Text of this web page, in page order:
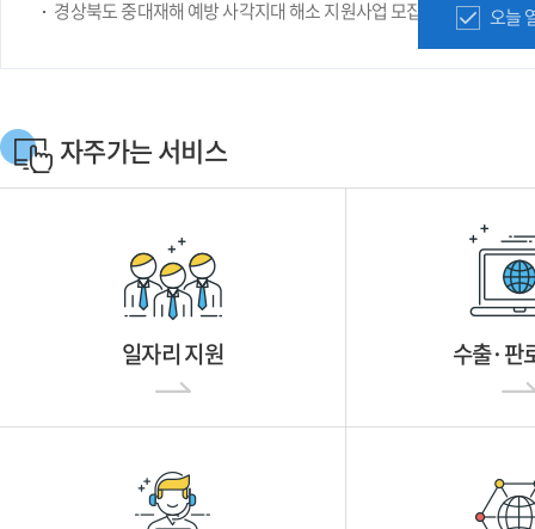
오늘
경상북도 중대재해 예방 사각지대 해소 지원사업 모집공고
자주가는 서비스
일자리 지원 수출·판